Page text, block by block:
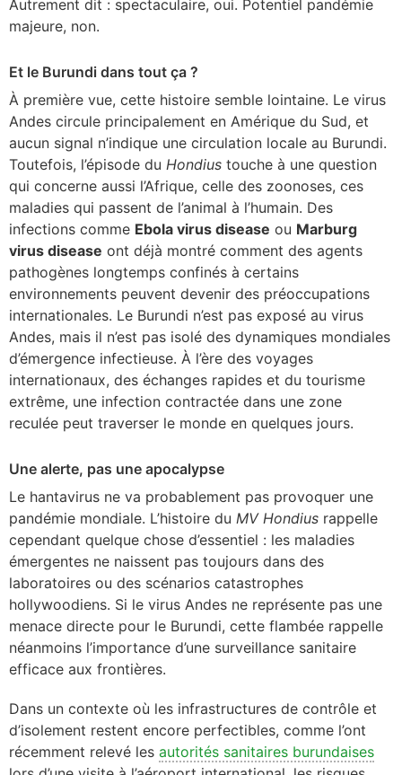
Autrement dit : spectaculaire, oui. Potentiel pandémie
majeure, non.
Et le Burundi dans tout ça ?
À première vue, cette histoire semble lointaine. Le virus
Andes circule principalement en Amérique du Sud, et
aucun signal n’indique une circulation locale au Burundi.
Toutefois, l’épisode du Hondius touche à une question
qui concerne aussi l’Afrique, celle des zoonoses, ces
maladies qui passent de l’animal à l’humain. Des
infections comme Ebola virus disease ou Marburg
virus disease ont déjà montré comment des agents
pathogènes longtemps confinés à certains
environnements peuvent devenir des préoccupations
internationales. Le Burundi n’est pas exposé au virus
Andes, mais il n’est pas isolé des dynamiques mondiales
d’émergence infectieuse. À l’ère des voyages
internationaux, des échanges rapides et du tourisme
extrême, une infection contractée dans une zone
reculée peut traverser le monde en quelques jours.
Une alerte, pas une apocalypse
Le hantavirus ne va probablement pas provoquer une
pandémie mondiale. L’histoire du MV Hondius rappelle
cependant quelque chose d’essentiel : les maladies
émergentes ne naissent pas toujours dans des
laboratoires ou des scénarios catastrophes
hollywoodiens. Si le virus Andes ne représente pas une
menace directe pour le Burundi, cette flambée rappelle
néanmoins l’importance d’une surveillance sanitaire
efficace aux frontières.
Dans un contexte où les infrastructures de contrôle et
d’isolement restent encore perfectibles, comme l’ont
récemment relevé les autorités sanitaires burundaises